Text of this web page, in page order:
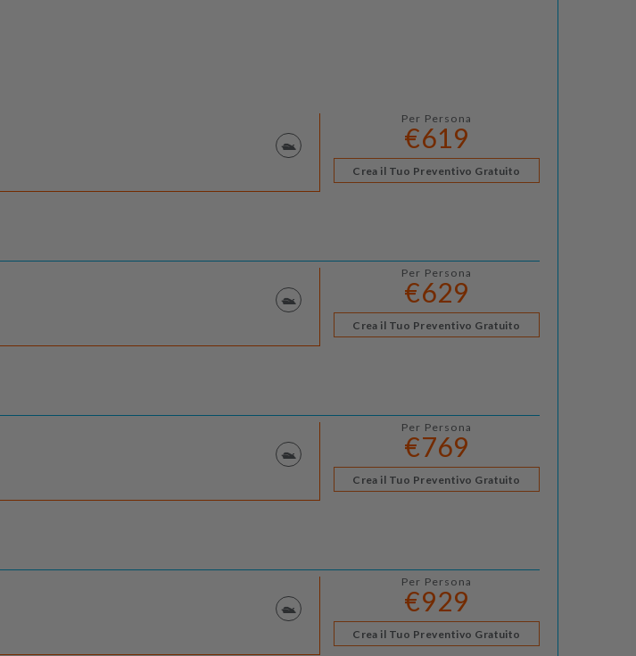
Per Persona
€619
Crea il Tuo Preventivo Gratuito
Per Persona
€629
Crea il Tuo Preventivo Gratuito
Per Persona
€769
Crea il Tuo Preventivo Gratuito
Per Persona
€929
Crea il Tuo Preventivo Gratuito